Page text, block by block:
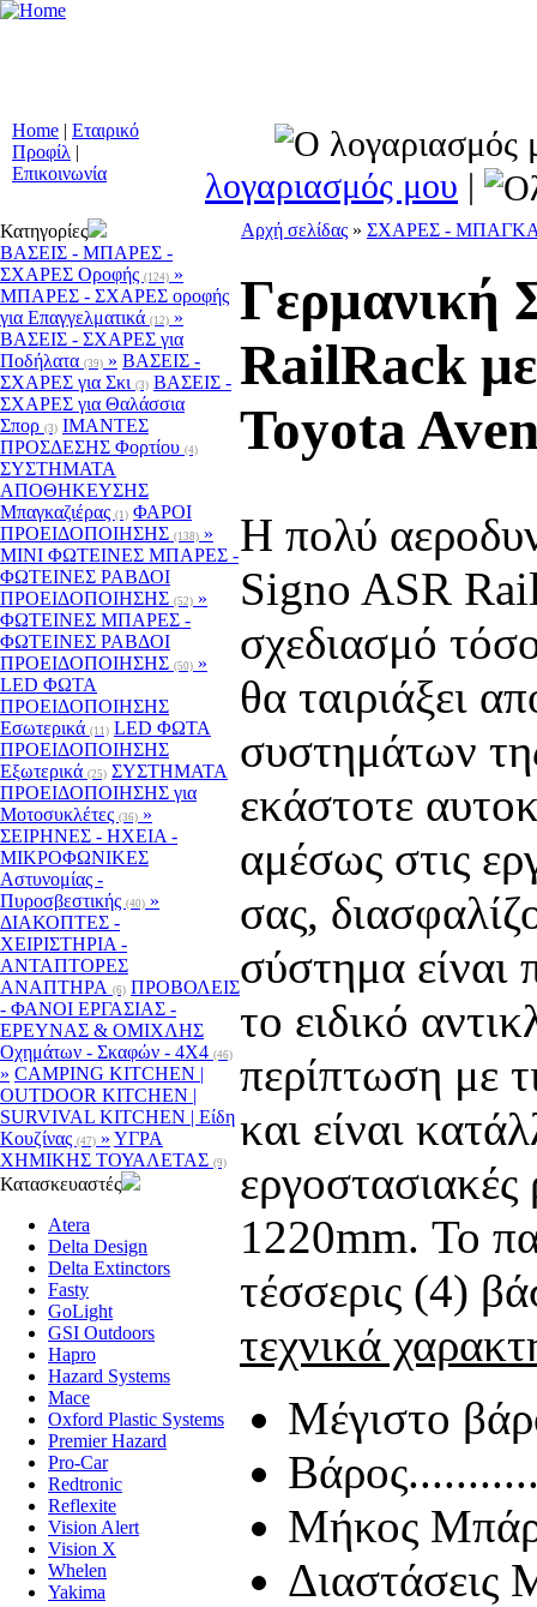
Home | Εταιρικό
Προφίλ |
Επικοινωνία
λογαριασμός μου |
Κατηγορίες
ΒΑΣΕΙΣ - ΜΠΑΡΕΣ -
ΣΧΑΡΕΣ Οροφής (124) »
ΜΠΑΡΕΣ - ΣΧΑΡΕΣ oροφής
για Επαγγελματικά (12) »
ΒΑΣΕΙΣ - ΣΧΑΡΕΣ για
Ποδήλατα (39) » ΒΑΣΕΙΣ -
ΣΧΑΡΕΣ για Σκι (3) ΒΑΣΕΙΣ -
ΣΧΑΡΕΣ για Θαλάσσια
Σπορ (3) ΙΜΑΝΤΕΣ
ΠΡΟΣΔΕΣΗΣ Φορτίου (4)
ΣΥΣΤΗΜΑΤΑ
ΑΠΟΘΗΚΕΥΣΗΣ
Μπαγκαζιέρας (1) ΦΑΡΟΙ
ΠΡΟΕΙΔΟΠΟΙΗΣΗΣ (138) »
MINI ΦΩΤΕΙΝΕΣ ΜΠΑΡΕΣ -
ΦΩΤΕΙΝΕΣ ΡΑΒΔΟΙ
ΠΡΟΕΙΔΟΠΟΙΗΣΗΣ (52) »
ΦΩΤΕΙΝΕΣ ΜΠΑΡΕΣ -
ΦΩΤΕΙΝΕΣ ΡΑΒΔΟΙ
ΠΡΟΕΙΔΟΠΟΙΗΣΗΣ (50) »
LED ΦΩΤΑ
ΠΡΟΕΙΔΟΠΟΙΗΣΗΣ
Εσωτερικά (11) LED ΦΩΤΑ
ΠΡΟΕΙΔΟΠΟΙΗΣΗΣ
Εξωτερικά (25) ΣΥΣΤΗΜΑΤΑ
ΠΡΟΕΙΔΟΠΟΙΗΣΗΣ για
Μοτοσυκλέτες (36) »
ΣΕΙΡΗΝΕΣ - ΗΧΕΙΑ -
ΜΙΚΡΟΦΩΝΙΚΕΣ
Αστυνομίας -
Πυροσβεστικής (40) »
ΔΙΑΚΟΠΤΕΣ -
XEIΡΙΣΤΗΡΙΑ -
ΑΝΤΑΠΤΟΡΕΣ
ΑΝΑΠΤΗΡΑ (6) ΠΡΟΒΟΛΕΙΣ
- ΦΑΝΟΙ ΕΡΓΑΣΙΑΣ -
ΕΡΕΥΝΑΣ & ΟΜΙΧΛΗΣ
Οχημάτων - Σκαφών - 4Χ4 (46)
» CAMPING KITCHEN |
OUTDOOR KITCHEN |
SURVIVAL KITCHEN | Είδη
Κουζίνας (47) » ΥΓΡΑ
ΧΗΜΙΚΗΣ ΤΟΥΑΛΕΤΑΣ (9)
Κατασκευαστές
Atera
Delta Design
Delta Extinctors
Fasty
GoLight
GSI Outdoors
Hapro
Hazard Systems
Mace
Oxford Plastic Systems
Premier Hazard
Pro-Car
Redtronic
Reflexite
Vision Alert
Vision X
Whelen
Yakima
Αρχή σελίδας » ΣΧΑΡΕΣ -
Γερμανική
RailRack
Toyota
H πολύ
Signo ASR
σχεδιασμό
θα ταιριάξει
συστημάτων
εκάστοτε
αμέσως στις
σας,
σύστημα είναι
το ειδικό
περίπτωση με
και είναι
1220mm. Το
τέσσερις (4)
τεχνικά
Μέγιστο
Μήκος